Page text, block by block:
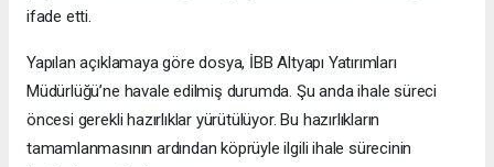
ifade etti.
Yapılan açıklamaya göre dosya, İBB Altyapı Yatırımları
Müdürlüğü’ne havale edilmiş durumda. Şu anda ihale süreci
öncesi gerekli hazırlıklar yürütülüyor. Bu hazırlıkların
tamamlanmasının ardından köprüyle ilgili ihale sürecinin